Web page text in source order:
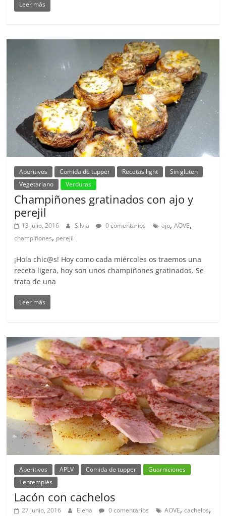
Leer más
Aperitivos Comida de tupper Recetas light
Sin gluten
Vegetariano
Verduras
Champiñones gratinados con ajo y
perejil
13 julio, 2016 Silvia 0 comentarios ajo,AOVE,
champiñones, perejil
¡Hola chic@s! Hoy como cada miércoles os traemos una
receta ligera, hoy son unos champiñones gratinados. Se
trata de una
Leer más
Aperitivos APLV Comida de tupper
Guarniciones
Tentempiés
Lacón con cachelos
27 junio, 2016 Elena 0 comentarios AOVE,cachelos,